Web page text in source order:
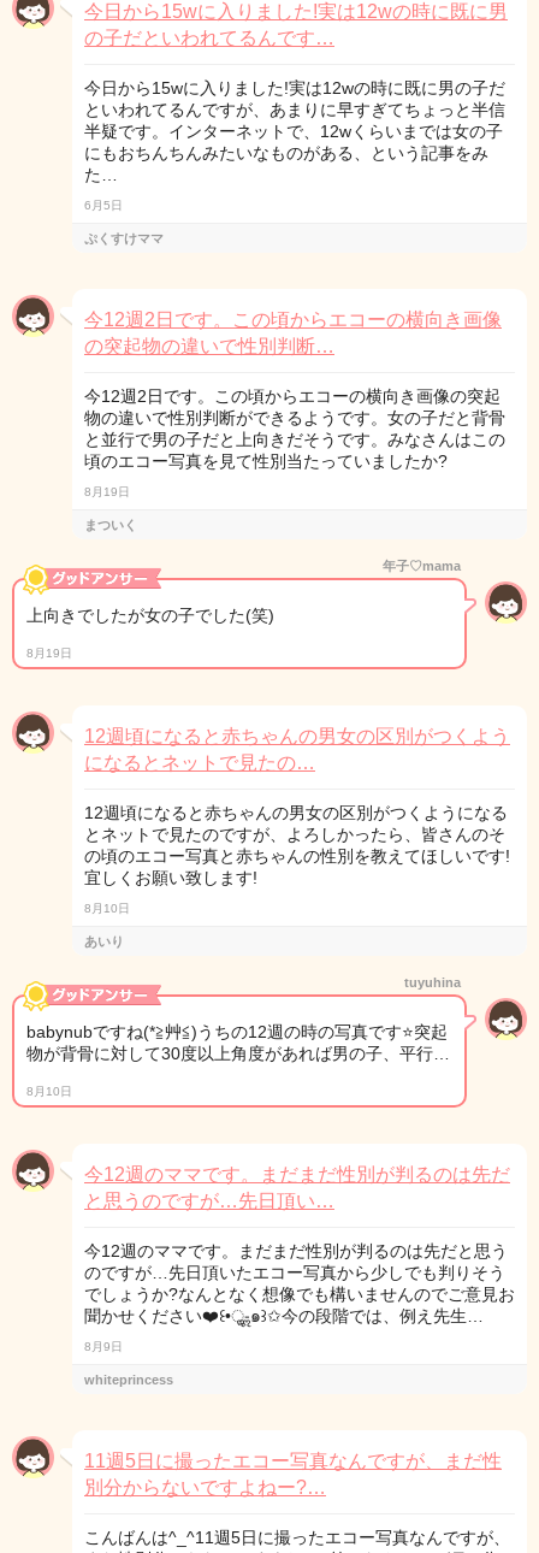
今日から15wに入りました!実は12wの時に既に男
の子だといわれてるんです…
今日から15wに入りました!実は12wの時に既に男の子だ
といわれてるんですが、あまりに早すぎてちょっと半信
半疑です。インターネットで、12wくらいまでは女の子
にもおちんちんみたいなものがある、という記事をみ
た…
6月5日
ぷくすけママ
今12週2日です。この頃からエコーの横向き画像
の突起物の違いで性別判断…
今12週2日です。この頃からエコーの横向き画像の突起
物の違いで性別判断ができるようです。女の子だと背骨
と並行で男の子だと上向きだそうです。みなさんはこの
頃のエコー写真を見て性別当たっていましたか?
8月19日
まついく
年子♡mama
上向きでしたが女の子でした(笑)
8月19日
12週頃になると赤ちゃんの男女の区別がつくよう
になるとネットで見たの…
12週頃になると赤ちゃんの男女の区別がつくようになる
とネットで見たのですが、よろしかったら、皆さんのそ
の頃のエコー写真と赤ちゃんの性別を教えてほしいです!
宜しくお願い致します!
8月10日
あいり
tuyuhina
babynubですね(*≧艸≦)うちの12週の時の写真です⭐️突起
物が背骨に対して30度以上角度があれば男の子、平行…
8月10日
今12週のママです。まだまだ性別が判るのは先だ
と思うのですが…先日頂い…
今12週のママです。まだまだ性別が判るのは先だと思う
のですが…先日頂いたエコー写真から少しでも判りそう
でしょうか?なんとなく想像でも構いませんのでご意見お
聞かせください❤️꒰•ॢ̫-ॢ๑꒱✩今の段階では、例え先生…
8月9日
whiteprincess
11週5日に撮ったエコー写真なんですが、まだ性
別分からないですよねー?…
こんばんは^_^11週5日に撮ったエコー写真なんですが、